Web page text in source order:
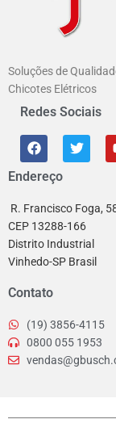
Soluções de
Chicotes Elétricos
Redes Sociais
Endereço
R. Francisco Foga,
CEP 13288-166
Distrito Industrial
Vinhedo-SP Brasil
Contato
(19) 3856-4115
0800 055 1953